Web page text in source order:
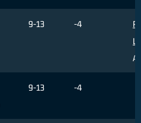
9-13 -4
9-13 -4